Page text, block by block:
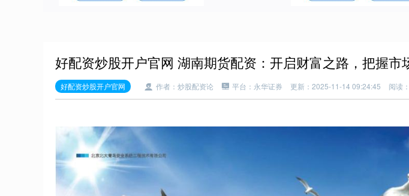
好配资炒股开户官网 湖南期货配资：开启财富之路，把握市
好配资炒股开户官网 作者：炒股配资论 平台：永华证券 更新：2025-11-14 09:24:45 阅读